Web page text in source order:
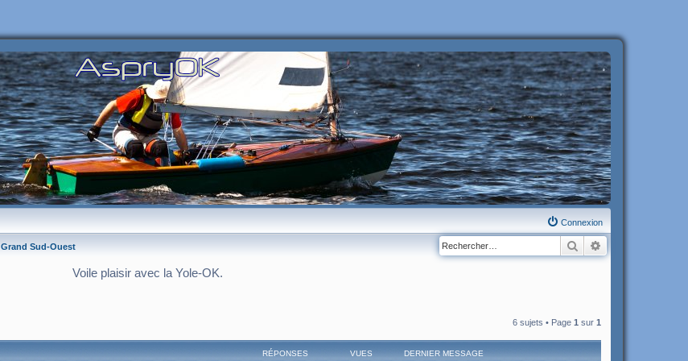
Connexion
Grand Sud-Ouest Rechercher
Voile plaisir avec la Yole-OK.
6 sujets • Page 1 sur 1
RÉPONSES VUES DERNIER MESSAGE